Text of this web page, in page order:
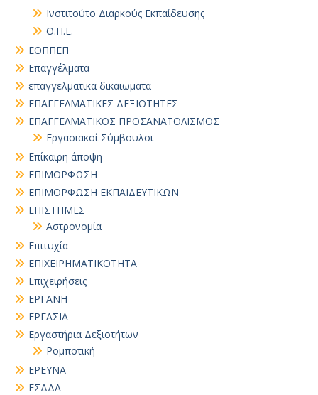
Ινστιτούτο Διαρκούς Εκπαίδευσης
Ο.Η.Ε.
ΕΟΠΠΕΠ
Επαγγέλματα
επαγγελματικα δικαιωματα
ΕΠΑΓΓΕΛΜΑΤΙΚΕΣ ΔΕΞΙΟΤΗΤΕΣ
ΕΠΑΓΓΕΛΜΑΤΙΚΟΣ ΠΡΟΣΑΝΑΤΟΛΙΣΜΟΣ
Εργασιακοί Σύμβουλοι
Επίκαιρη άποψη
ΕΠΙΜΟΡΦΩΣΗ
ΕΠΙΜΟΡΦΩΣΗ ΕΚΠΑΙΔΕΥΤΙΚΩΝ
ΕΠΙΣΤΗΜΕΣ
Αστρονομία
Επιτυχία
ΕΠΙΧΕΙΡΗΜΑΤΙΚΟΤΗΤΑ
Επιχειρήσεις
ΕΡΓΑΝΗ
ΕΡΓΑΣΙΑ
Εργαστήρια Δεξιοτήτων
Ρομποτική
ΕΡΕΥΝΑ
ΕΣΔΔΑ